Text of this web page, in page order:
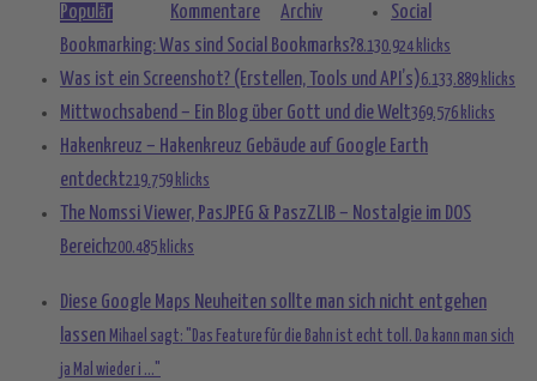
Populär Kommentare Archiv
Social
Bookmarking: Was sind Social Bookmarks?8.130.924 klicks
Was ist ein Screenshot? (Erstellen, Tools und API’s)6.133.889 klicks
Mittwochsabend – Ein Blog über Gott und die Welt369.576 klicks
Hakenkreuz – Hakenkreuz Gebäude auf Google Earth
entdeckt219.759 klicks
The Nomssi Viewer, PasJPEG & PaszZLIB – Nostalgie im DOS
Bereich200.485 klicks
Diese Google Maps Neuheiten sollte man sich nicht entgehen
lassen Mihael sagt: "Das Feature für die Bahn ist echt toll. Da kann man sich
ja Mal wieder i ..."